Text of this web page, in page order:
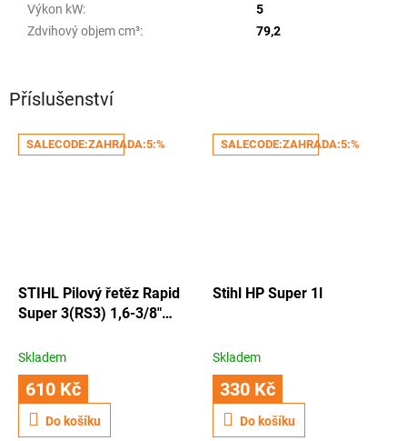
Příslušenství
SALECODE:ZAHRADA:5:%
STIHL Pilový řetěz Rapid
Super 3(RS3) 1,6-3/8"
Skladem
610 Kč
Do košíku
SALECODE:ZAHRADA:5:%
Stihl HP Super 1l
Skladem
330 Kč
Do košíku
Výkon kW:
5
Zdvihový objem cm³: 79,2